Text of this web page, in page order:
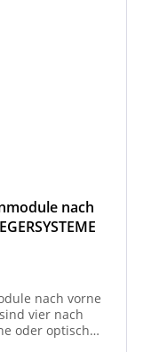
nach
nach vorne
vier nach
oder optische